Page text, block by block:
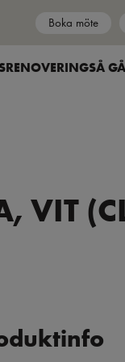
Boka möte
Country
SUBMENU FOR
SÅ
VIT